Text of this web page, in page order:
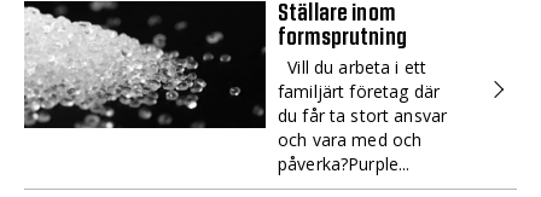
Ställare inom
formsprutning
Vill du arbeta i ett
familjärt företag där
du får ta stort ansvar
och vara med och
påverka?Purple...